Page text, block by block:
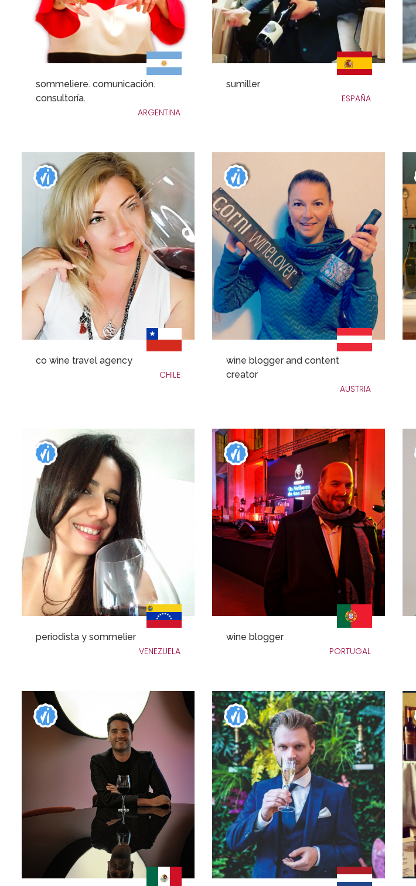
sommeliere. comunicación.
consultoría.
ARGENTINA
sumiller
ESPAÑA
co wine travel agency
CHILE
wine blogger and content
creator
AUSTRIA
periodista y sommelier
VENEZUELA
wine blogger
PORTUGAL